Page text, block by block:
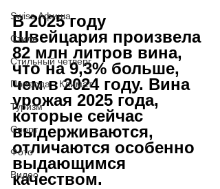
Swiss Афиша
Стиль
Стильный четверг
Природа - Климат
Туризм
Спорт
Фото
Видео
В 2025 году
Швейцария произвела
82 млн литров вина,
что на 9,3% больше,
чем в 2024 году. Вина
урожая 2025 года,
которые сейчас
выдерживаются,
отличаются особенно
выдающимся
качеством.